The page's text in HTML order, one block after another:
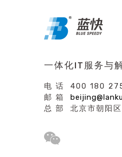
一体化IT服务与
电 话 400 180
邮 箱
总 部 北京市朝阳